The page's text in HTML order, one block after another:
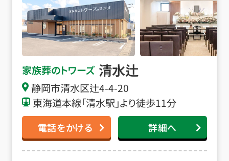
家族葬のトワーズ 清水辻
静岡市清水区辻4-4-20
東海道本線「清水駅」より徒歩11分
電話をかける 詳細へ